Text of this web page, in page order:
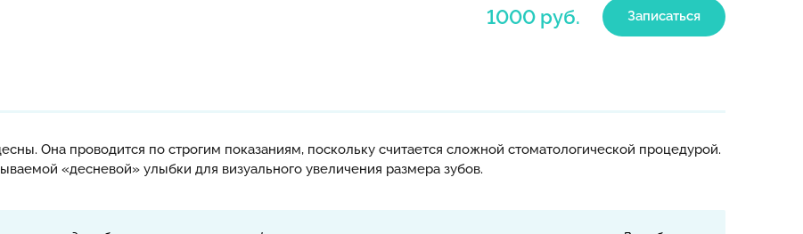
1000 руб. Записаться
Она проводится по строгим показаниям, поскольку считается сложной стоматологической процедурой.
«десневой» улыбки для визуального увеличения размера зубов.